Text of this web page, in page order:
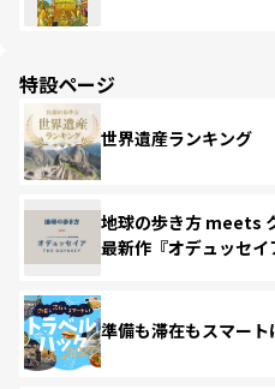
特設ページ
世界遺産ランキング
地球の歩き方 meets
最新作『オデュッセイ
準備も滞在もスマー